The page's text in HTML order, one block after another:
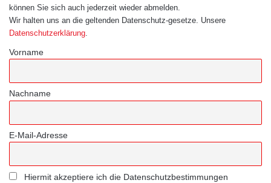
können Sie sich auch jederzeit wieder abmelden.
Wir halten uns an die geltenden Datenschutz-gesetze. Unsere
Datenschutzerklärung
Vorname
Nachname
E-Mail-Adresse
Hiermit akzeptiere ich die Datenschutzbestimmungen